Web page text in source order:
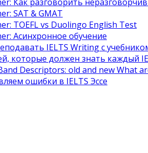
SAT & GMAT
TOEFL vs Duolingo English Test
Асинхронное обучение
IELTS Writing с
которые должен знать каждый
Descriptors: old and new What
ошибки в IELTS Эссе